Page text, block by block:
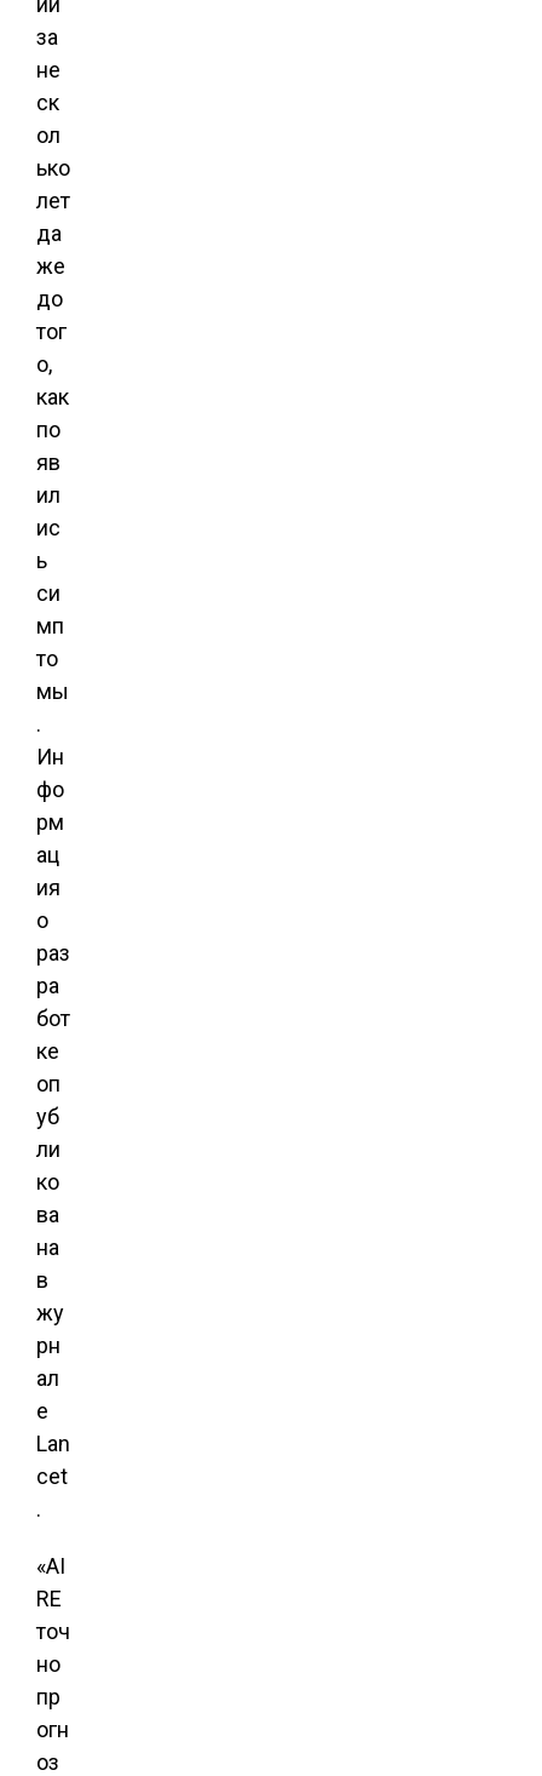
за
не
ск
ол
ько
лет
да
же
до
тог
о,
как
по
яв
ил
ис
ь
си
мп
то
мы
.
Ин
фо
рм
ац
ия
о
раз
ра
бот
ке
оп
уб
ли
ко
ва
на
в
жу
рн
ал
е
Lan
cet
.
«AI
RE
точ
но
пр
огн
оз